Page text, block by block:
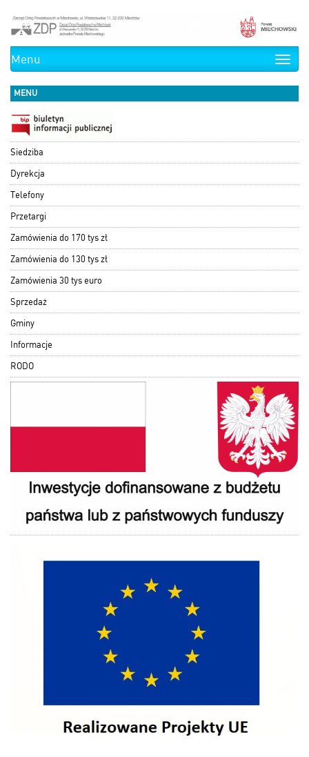
Toggle
Menu
MENU
Siedziba
Dyrekcja
Telefony
Przetargi
Zamówienia do 170 tys zł
Zamówienia do 130 tys zł
Zamówienia 30 tys euro
Sprzedaż
Gminy
Informacje
RODO